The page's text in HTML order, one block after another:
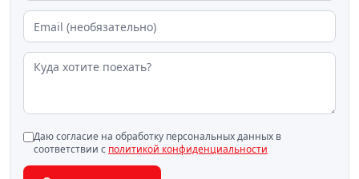
Даю согласие на обработку персональных данных в
соответствии с политикой конфиденциальности